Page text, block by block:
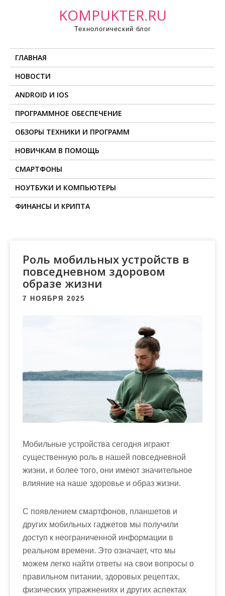
KOMPUKTER.RU
Технологический блог
ГЛАВНАЯ
НОВОСТИ
ANDROID И IOS
ПРОГРАММНОЕ ОБЕСПЕЧЕНИЕ
ОБЗОРЫ ТЕХНИКИ И ПРОГРАММ
НОВИЧКАМ В ПОМОЩЬ
СМАРТФОНЫ
НОУТБУКИ И КОМПЬЮТЕРЫ
ФИНАНСЫ И КРИПТА
Роль мобильных устройств в
повседневном здоровом
образе жизни
7 НОЯБРЯ 2025
Мобильные устройства сегодня играют
существенную роль в нашей повседневной
жизни, и более того, они имеют значительное
влияние на наше здоровье и образ жизни.
С появлением смартфонов, планшетов и
других мобильных гаджетов мы получили
доступ к неограниченной информации в
реальном времени. Это означает, что мы
можем легко найти ответы на свои вопросы о
правильном питании, здоровых рецептах,
физических упражнениях и других аспектах